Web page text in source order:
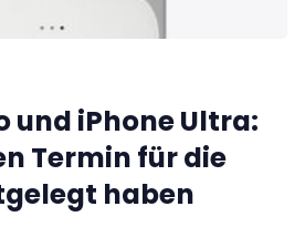
und iPhone Ultra:
Termin für die
haben